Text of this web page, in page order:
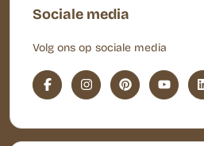
Sociale media
Volg ons op sociale media